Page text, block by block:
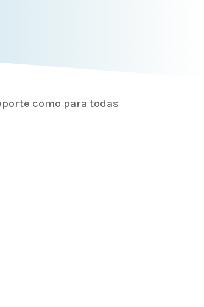
como para todas